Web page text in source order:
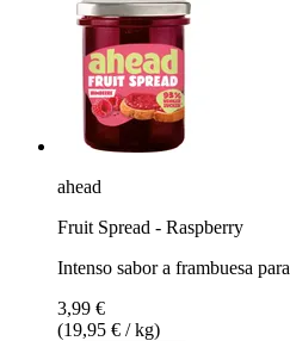
ahead
Fruit Spread - Raspberry
Intenso sabor a frambuesa
3,99 €
(19,95 € / kg)